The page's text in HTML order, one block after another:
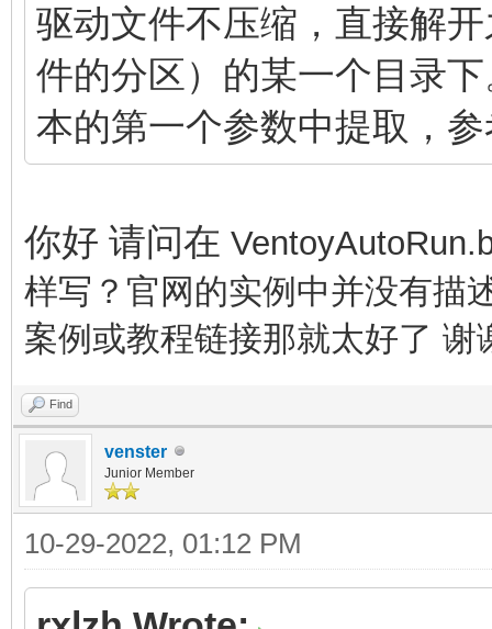
驱动文件不压缩，直接解
件的分区）的某一个目录
本的第一个参数中提取，
你好 请问在
样写？官网的实例中并没有描
案例或教程链接那就太好了 谢
Find
venster
Junior Member
10-29-2022, 01:12 PM